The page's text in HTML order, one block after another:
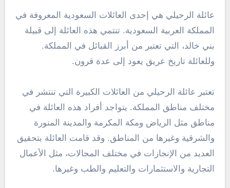
عائلة الرحيلي هي إحدى العائلات السعودية المعروفة في
المملكة العربية السعودية. تنتمي هذه العائلة إلى قبيلة
بني خالد، التي تعتبر من أبرز القبائل في المملكة.
وللعائلة تاريخ عريق يعود إلى عدة قرون.
تعتبر عائلة الرحيلي من العائلات الكبيرة التي تنتشر في
مختلف مناطق المملكة. يتواجد أفراد هذه العائلة في
مناطق مثل الرياض ومكة المكرمة والمدينة المنورة
والشرقية وغيرها من المناطق. وقد قامت العائلة بتحقيق
العديد من الإنجازات في مختلف المجالات، مثل الأعمال
التجارية والاستثمارات والتعليم والطب وغيرها.